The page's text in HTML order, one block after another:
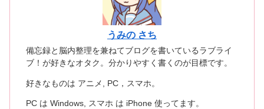
うみの さち
備忘録と脳内整理を兼ねてブログを書いているラブライ
ブ！が好きなオタク。分かりやすく書くのが目標です。
好きなものは アニメ, PC，スマホ。
PC は Windows, スマホ は iPhone 使ってます。